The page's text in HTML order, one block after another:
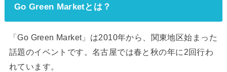
Go Green Marketとは？
「Go Green Market」は2010年から、関東地区始まった
話題のイベントです。名古屋では春と秋の年に2回行わ
れています。